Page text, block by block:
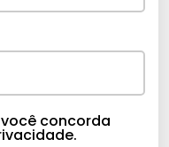
concorda